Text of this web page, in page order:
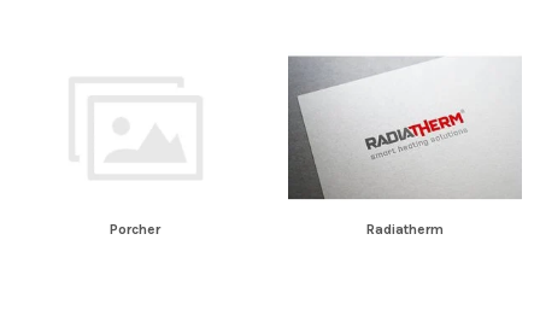
Porcher Radiatherm